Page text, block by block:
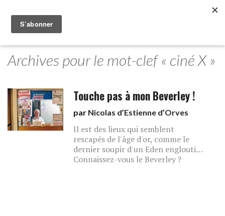
Archives pour le mot-clef « ciné X »
Touche pas à mon Beverley !
par Nicolas d’Estienne d’Orves
Il est des lieux qui semblent
rescapés de l'âge d'or, comme le
dernier soupir d'un Eden englouti…
Connaissez-vous le Beverley ?